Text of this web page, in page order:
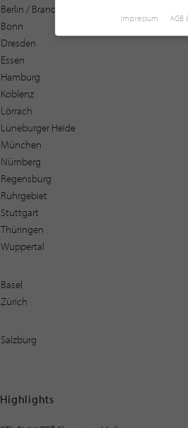
Berlin / Brandenburg
Bonn
Dresden
Essen
Hamburg
Koblenz
Lörrach
Lüneburger Heide
München
Nürnberg
Regensburg
Ruhrgebiet
Stuttgart
Thüringen
Wuppertal
Basel
Zürich
Salzburg
Highlights
Impressum AGB